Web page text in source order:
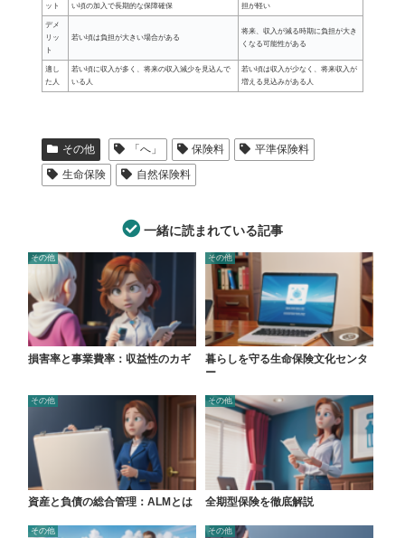
ット
い頃の加入で長期的な保障確保
担が軽い
デメ
リッ
ト
若い頃は負担が大きい場合がある
将来、収入が減る時期に負担が大き
くなる可能性がある
適し
た人
若い頃に収入が多く、将来の収入減少を見込んで
いる人
若い頃は収入が少なく、将来収入が
増える見込みがある人
その他 「へ」 保険料
平準保険料
生命保険
自然保険料
一緒に読まれている記事
その他
損害率と事業費率：収益性のカギ
その他
暮らしを守る生命保険文化センタ
ー
その他
資産と負債の総合管理：ALMとは
その他
全期型保険を徹底解説
その他 その他